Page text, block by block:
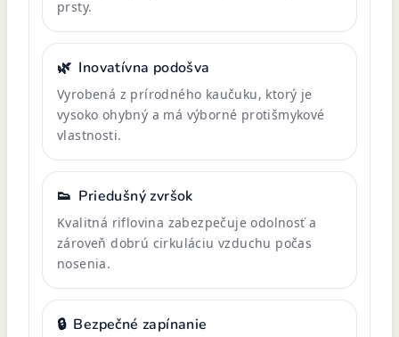
prsty.
🌿 Inovatívna podošva
Vyrobená z prírodného kaučuku, ktorý je
vysoko ohybný a má výborné protišmykové
vlastnosti.
👟 Priedušný zvršok
Kvalitná riflovina zabezpečuje odolnosť a
zároveň dobrú cirkuláciu vzduchu počas
nosenia.
🔒 Bezpečné zapínanie